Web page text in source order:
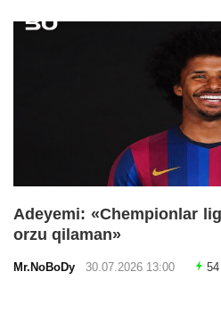
Adeyemi: «Chempionlar
orzu qilaman»
Mr.NoBoDy 30.07.2026 13:00 54